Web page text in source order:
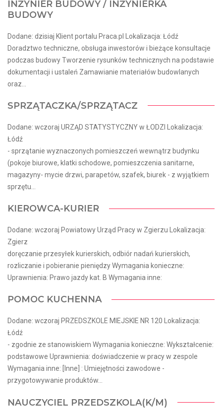
INŻYNIER BUDOWY / INŻYNIERKA
BUDOWY
Dodane: dzisiaj Klient portalu Praca.pl Lokalizacja: Łódź
Doradztwo techniczne, obsługa inwestorów i bieżące konsultacje
podczas budowy Tworzenie rysunków technicznych na podstawie
dokumentacji i ustaleń Zamawianie materiałów budowlanych
oraz...
SPRZĄTACZKA/SPRZĄTACZ
Dodane: wczoraj URZĄD STATYSTYCZNY w ŁODZI Lokalizacja:
Łódź
- sprzątanie wyznaczonych pomieszczeń wewnątrz budynku
(pokoje biurowe, klatki schodowe, pomieszczenia sanitarne,
magazyny- mycie drzwi, parapetów, szafek, biurek - z wyjątkiem
sprzętu...
KIEROWCA-KURIER
Dodane: wczoraj Powiatowy Urząd Pracy w Zgierzu Lokalizacja:
Zgierz
doręczanie przesyłek kurierskich, odbiór nadań kurierskich,
rozliczanie i pobieranie pieniędzy Wymagania konieczne:
Uprawnienia: Prawo jazdy kat. B Wymagania inne:
POMOC KUCHENNA
Dodane: wczoraj PRZEDSZKOLE MIEJSKIE NR 120 Lokalizacja:
Łódź
- zgodnie ze stanowiskiem Wymagania konieczne: Wykształcenie:
podstawowe Uprawnienia: doświadczenie w pracy w zespole
Wymagania inne: [Inne] : Umiejętności zawodowe -
przygotowywanie produktów...
NAUCZYCIEL PRZEDSZKOLA(K/M)